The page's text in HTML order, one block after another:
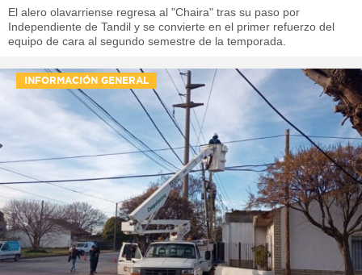
El alero olavarriense regresa al "Chaira" tras su paso por
Independiente de Tandil y se convierte en el primer refuerzo del
equipo de cara al segundo semestre de la temporada.
INFORMACIÓN GENERAL